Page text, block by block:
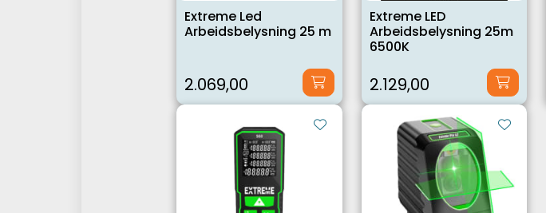
Extreme Led
Arbeidsbelysning 25 m
2.069,00
Extreme LED
Arbeidsbelysning 25m
6500K
2.129,00